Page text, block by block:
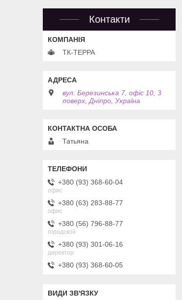
Контакти
ТК-ТЕРРА
вул. Березинська 7, офіс 10, 3
поверх, Дніпро, Україна
Татьяна
+380 (93) 368-60-04
офис
+380 (63) 283-88-77
офис
+380 (56) 796-88-77
городской
+380 (93) 301-06-16
директор
+380 (93) 368-60-05